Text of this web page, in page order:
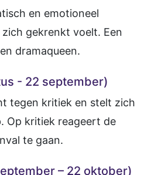
en emotioneel
gekrenkt voelt. Een
dramaqueen.
- 22 september)
tegen kritiek en stelt zich
Op kritiek reageert de
te gaan.
– 22 oktober)